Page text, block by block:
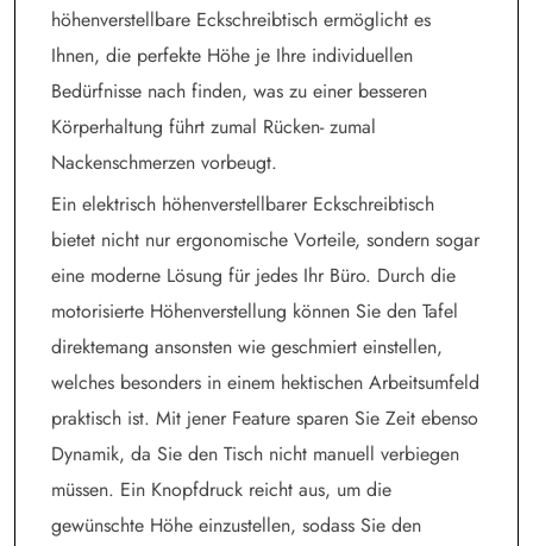
höhenverstellbare Eckschreibtisch ermöglicht es
Ihnen, die perfekte Höhe je Ihre individuellen
Bedürfnisse nach finden, was zu einer besseren
Körperhaltung führt zumal Rücken- zumal
Nackenschmerzen vorbeugt.
Ein elektrisch höhenverstellbarer Eckschreibtisch
bietet nicht nur ergonomische Vorteile, sondern sogar
eine moderne Lösung für jedes Ihr Büro. Durch die
motorisierte Höhenverstellung können Sie den Tafel
direktemang ansonsten wie geschmiert einstellen,
welches besonders in einem hektischen Arbeitsumfeld
praktisch ist. Mit jener Feature sparen Sie Zeit ebenso
Dynamik, da Sie den Tisch nicht manuell verbiegen
müssen. Ein Knopfdruck reicht aus, um die
gewünschte Höhe einzustellen, sodass Sie den